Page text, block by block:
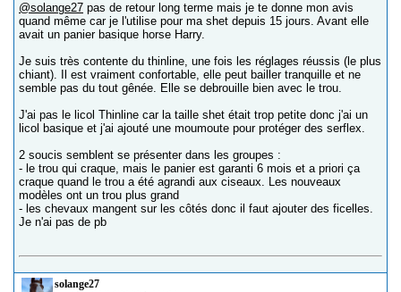
@solange27 pas de retour long terme mais je te donne mon avis
quand même car je l'utilise pour ma shet depuis 15 jours. Avant elle
avait un panier basique horse Harry.
Je suis très contente du thinline, une fois les réglages réussis (le plus
chiant). Il est vraiment confortable, elle peut bailler tranquille et ne
semble pas du tout gênée. Elle se debrouille bien avec le trou.
J'ai pas le licol Thinline car la taille shet était trop petite donc j'ai un
licol basique et j'ai ajouté une moumoute pour protéger des serflex.
2 soucis semblent se présenter dans les groupes :
- le trou qui craque, mais le panier est garanti 6 mois et a priori ça
craque quand le trou a été agrandi aux ciseaux. Les nouveaux
modèles ont un trou plus grand
- les chevaux mangent sur les côtés donc il faut ajouter des ficelles.
Je n'ai pas de pb
solange27